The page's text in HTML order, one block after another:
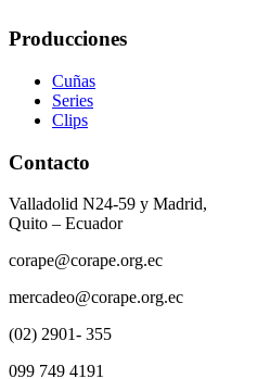
Producciones
Cuñas
Series
Clips
Contacto
Valladolid N24-59 y Madrid,
Quito – Ecuador
corape@corape.org.ec
mercadeo@corape.org.ec
(02) 2901- 355
099 749 4191